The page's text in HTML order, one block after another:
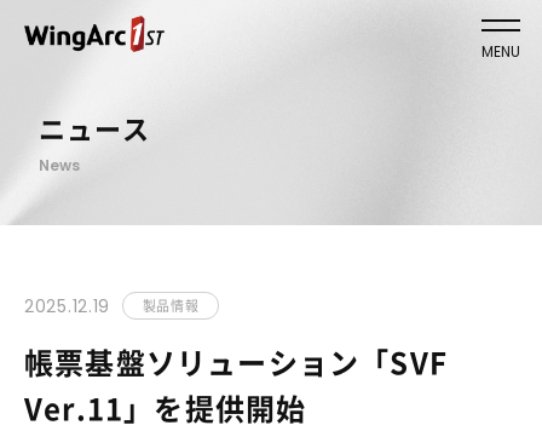
MENU
ニュース
News
2025.12.19 製品情報
帳票基盤ソリューション「SVF
Ver.11」を提供開始